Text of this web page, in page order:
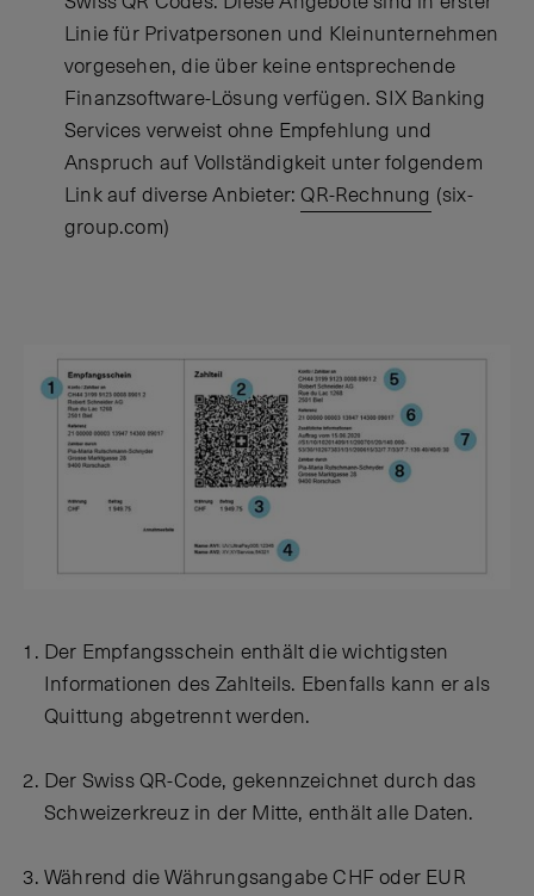
Linie für Privatpersonen und Kleinunternehmen
vorgesehen, die über keine entsprechende
Finanzsoftware-Lösung verfügen. SIX Banking
Services verweist ohne Empfehlung und
Anspruch auf Vollständigkeit unter folgendem
Link auf diverse Anbieter: QR-Rechnung (six-
group.com)
Der Empfangsschein enthält die wichtigsten
Informationen des Zahlteils. Ebenfalls kann er als
Quittung abgetrennt werden.
Der Swiss QR-Code, gekennzeichnet durch das
Schweizerkreuz in der Mitte, enthält alle Daten.
Während die Währungsangabe CHF oder EUR